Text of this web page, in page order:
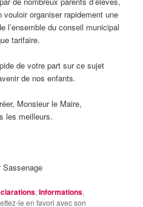
organiser rapidement une
l’ensemble du conseil municipal
tarifaire.
de votre part sur ce sujet
de nos enfants.
Monsieur le Maire,
les meilleurs.
Sassenage
,Informations,
le en favori avec son